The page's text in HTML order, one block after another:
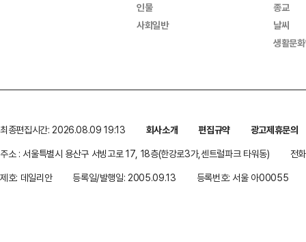
인물
사회일반
종교
날씨
생활문
최종편집시간: 2026.08.09 19:13 회사소개 편집규약
광고제휴문의
주소 : 서울특별시 용산구 서빙고로 17, 18층(한강로3가,센트럴파크 타워동)
전
제호: 데일리안
등록일/발행일: 2005.09.13 등록번호: 서울 아00055